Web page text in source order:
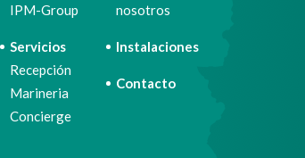
IPM-Group
Servicios
Recepción
Marineria
Concierge
nosotros
Instalaciones
Contacto